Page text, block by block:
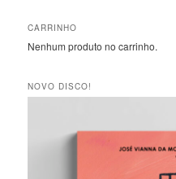
CARRINHO
Nenhum produto no carrinho.
NOVO DISCO!